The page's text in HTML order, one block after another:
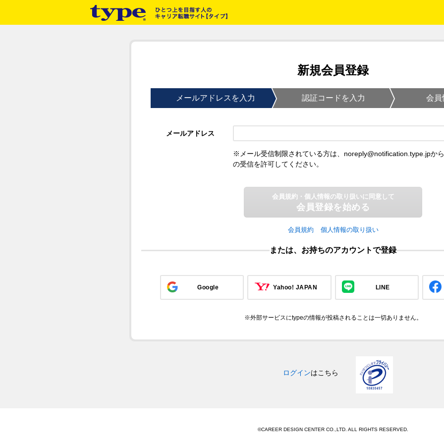
新規会員登録
メールアドレスを入力 認証コードを入力 会員
メールアドレス
※メール受信制限されている方は、noreply@notification.type.jpから
の受信を許可してください。
会員規約・個人情報の取り扱いに同意して
会員登録を始める
会員規約 個人情報の取り扱い
または、お持ちのアカウントで登録
Google Yahoo! JAPAN LINE
※外部サービスにtypeの情報が投稿されることは一切ありません。
ログインはこちら
©CAREER DESIGN CENTER CO.,LTD. ALL RIGHTS RESERVED.